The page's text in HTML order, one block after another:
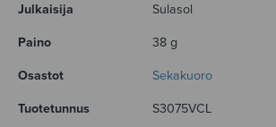
Julkaisija Sulasol
Paino 38 g
Osastot Sekakuoro
Tuotetunnus S3075VCL